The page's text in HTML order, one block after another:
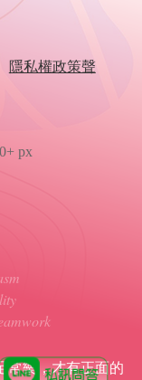
隱私權政策聲
px
常樂，才有正面的